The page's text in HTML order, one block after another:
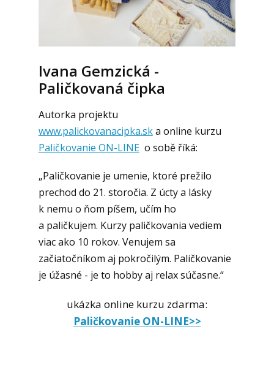
Ivana Gemzická -
Paličkovaná čipka
Autorka projektu
www.palickovanacipka.ska online kurzu
Paličkovanie ON-LINEo sobě říká:
„Paličkovanie je umenie, ktoré prežilo
prechod do 21. storočia. Z úcty a lásky
k nemu o ňom píšem, učím ho
a paličkujem. Kurzy paličkovania vediem
viac ako 10 rokov. Venujem sa
začiatočníkom aj pokročilým. Paličkovanie
je úžasné - je to hobby aj relax súčasne.“
ukázka online kurzu zdarma:
Paličkovanie ON-LINE>>